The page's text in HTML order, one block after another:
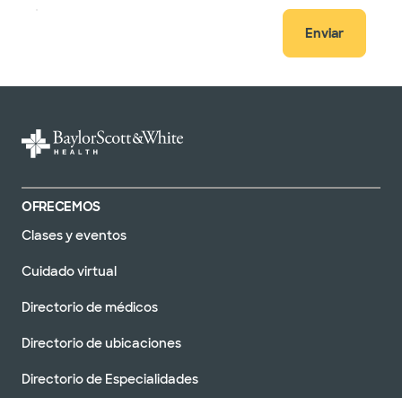
Enviar
OFRECEMOS
Clases y eventos
Cuidado virtual
Directorio de médicos
Directorio de ubicaciones
Directorio de Especialidades